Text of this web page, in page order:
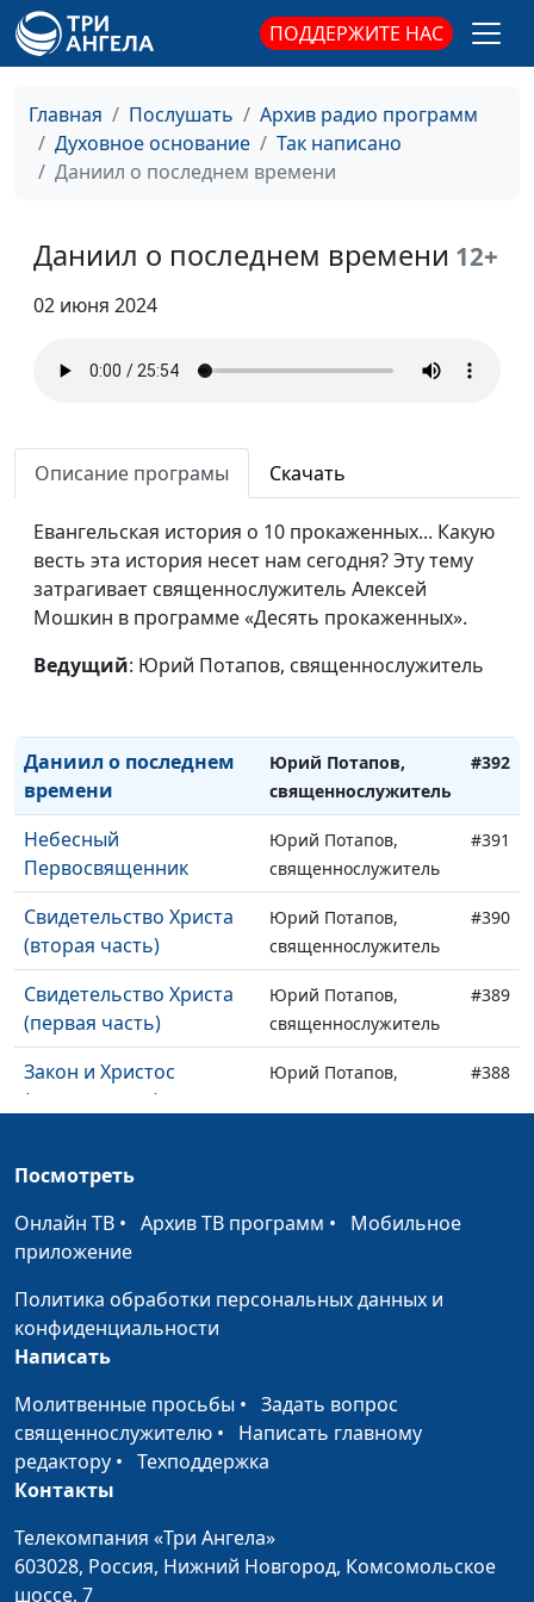
ПОДДЕРЖИТЕ НАС
Главная Послушать
Архив радио программ
Духовное основание
Так написано
Даниил о последнем времени
Даниил о последнем времени 12+
02 июня 2024
Описание програмы Скачать
Евангельская история о 10 прокаженных... Какую
весть эта история несет нам сегодня? Эту тему
затрагивает священнослужитель Алексей
Мошкин в программе «Десять прокаженных».
Ведущий: Юрий Потапов, священнослужитель
священнослужитель
Аксиома Иова
Александр Топал,
#401
Благоухание приятное
Александр Топал,
священнослужитель
(вторая часть)
священнослужитель
Анкета для вечности
Законы изменения
Александр Топал,
#397
Вера и спасение
священнослужитель
Христос о последнем
времени (третья часть)
Юрий Потапов,
священнослужитель
#395
Христос о последнем
времени (вторая часть)
Юрий Потапов,
священнослужитель
Христос о последнем
Даниил о последнем
времени
Юрий Потапов,
священнослужитель
#392
Небесный
Первосвященник
Юрий Потапов,
священнослужитель
#391
Свидетельство Христа
(вторая часть)
Юрий Потапов,
священнослужитель
#390
Свидетельство Христа
(первая часть)
Юрий Потапов,
священнослужитель
#389
Закон и Христос
(вторая часть)
Юрий Потапов,
#388
(первая часть)
Юбилейный год
Александр Топал,
День искупления. Кущи.
Александр Топал,
праздник труб
священнослужитель
Пасха
Благочестие и
удовлетворение
Александр Топал,
священнослужитель
Посмотреть
Онлайн ТВ • Архив ТВ программ • Мобильное
приложение
Политика обработки персональных данных и
конфиденциальности
Написать
Молитвенные просьбы • Задать вопрос
священнослужителю • Написать главному
редактору • Техподдержка
Контакты
Телекомпания «Три Ангела»
603028, Россия, Нижний Новгород, Комсомольское
шоссе, 7